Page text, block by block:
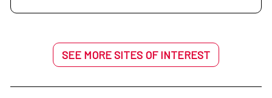
SEE MORE SITES OF INTEREST